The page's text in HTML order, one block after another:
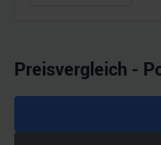
Preisvergleich -